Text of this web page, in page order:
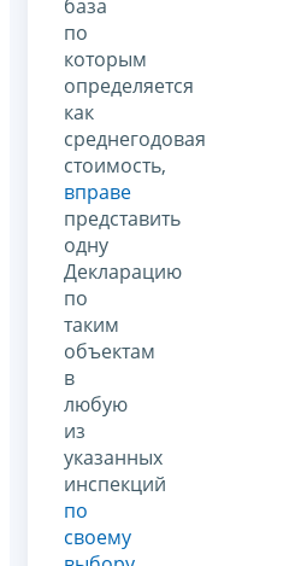
база
по
которым
определяется
как
среднегодовая
стоимость,
вправе
представить
одну
Декларацию
по
таким
объектам
в
любую
из
указанных
инспекций
по
своему